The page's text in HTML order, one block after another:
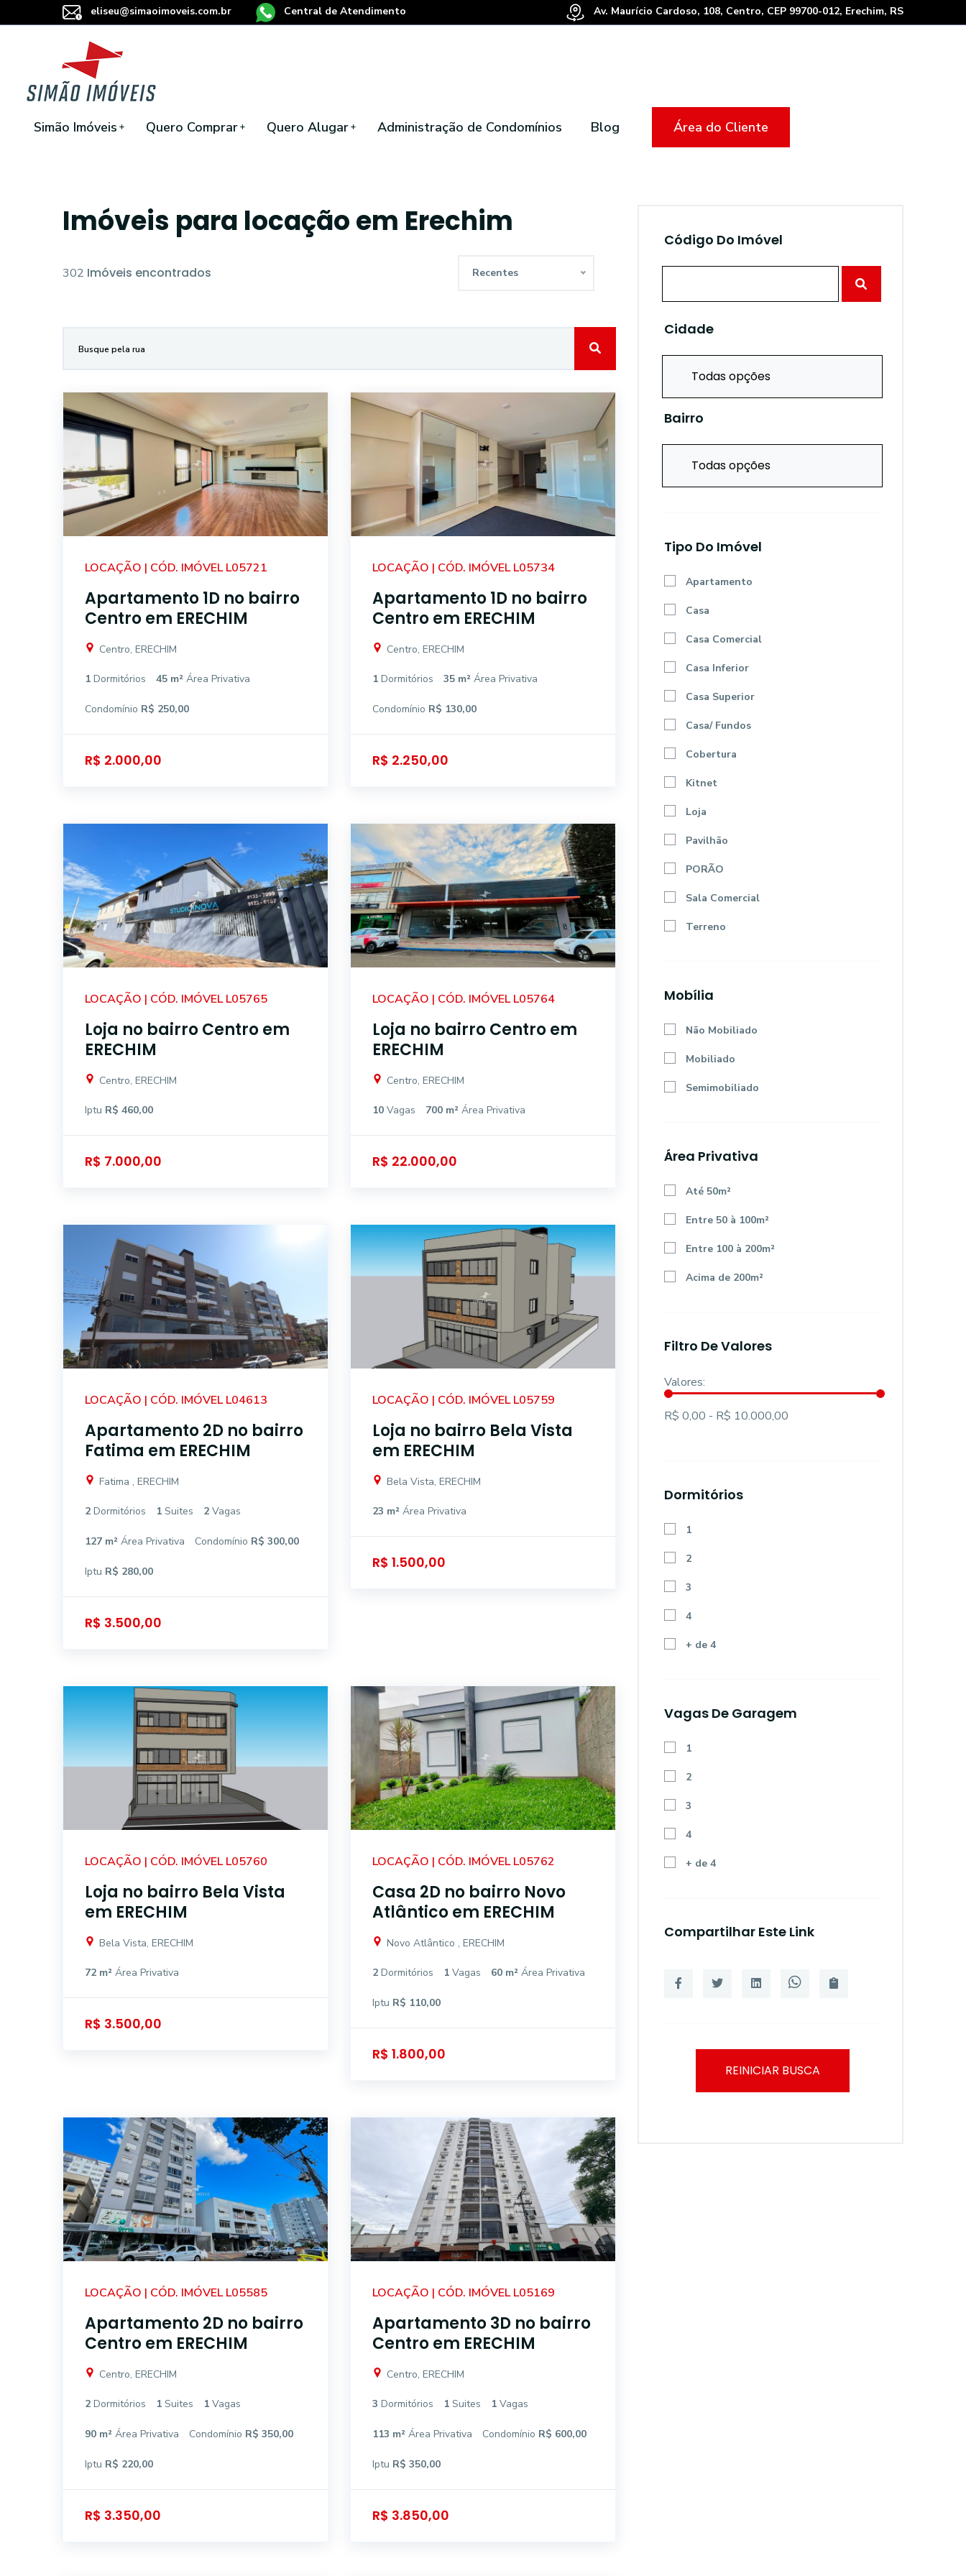
eliseu@simaoimoveis.com.br Central de Atendimento Av. Maurício Cardoso, 108, Centro, CEP 99700-012, Erechim, RS
Simão Imóveis Quero Comprar Quero Alugar Administração de Condomínios Blog Área do Cliente
Imóveis para locação em Erechim
302 Imóveis encontrados Recentes
LOCAÇÃO | CÓD. IMÓVEL L05721
Apartamento 1D no bairro
Centro em ERECHIM
Centro, ERECHIM
1 Dormitórios 45 m² Área Privativa
Condomínio R$ 250,00
R$ 2.000,00
LOCAÇÃO | CÓD. IMÓVEL L05734
Apartamento 1D no bairro
Centro em ERECHIM
Centro, ERECHIM
1 Dormitórios 35 m² Área Privativa
Condomínio R$ 130,00
R$ 2.250,00
LOCAÇÃO | CÓD. IMÓVEL L05765
Loja no bairro Centro em
ERECHIM
Centro, ERECHIM
Iptu R$ 460,00
R$ 7.000,00
LOCAÇÃO | CÓD. IMÓVEL L05764
Loja no bairro Centro em
ERECHIM
Centro, ERECHIM
10 Vagas 700 m² Área Privativa
R$ 22.000,00
LOCAÇÃO | CÓD. IMÓVEL L04613
Apartamento 2D no bairro
Fatima em ERECHIM
Fatima , ERECHIM
2 Dormitórios 1 Suites 2 Vagas
127 m² Área Privativa Condomínio R$ 300,00
Iptu R$ 280,00
R$ 3.500,00
LOCAÇÃO | CÓD. IMÓVEL L05759
Loja no bairro Bela Vista
em ERECHIM
Bela Vista, ERECHIM
23 m² Área Privativa
R$ 1.500,00
LOCAÇÃO | CÓD. IMÓVEL L05760
Loja no bairro Bela Vista
em ERECHIM
Bela Vista, ERECHIM
72 m² Área Privativa
R$ 3.500,00
LOCAÇÃO | CÓD. IMÓVEL L05762
Casa 2D no bairro Novo
Atlântico em ERECHIM
Novo Atlântico , ERECHIM
2 Dormitórios 1 Vagas 60 m² Área Privativa
Iptu R$ 110,00
R$ 1.800,00
LOCAÇÃO | CÓD. IMÓVEL L05585
Apartamento 2D no bairro
Centro em ERECHIM
Centro, ERECHIM
2 Dormitórios 1 Suites 1 Vagas
90 m² Área Privativa Condomínio R$ 350,00
Iptu R$ 220,00
R$ 3.350,00
LOCAÇÃO | CÓD. IMÓVEL L05169
Apartamento 3D no bairro
Centro em ERECHIM
Centro, ERECHIM
3 Dormitórios 1 Suites 1 Vagas
113 m² Área Privativa Condomínio R$ 600,00
Iptu R$ 350,00
R$ 3.850,00
Código Do Imóvel
Cidade
Todas opções
Bairro
Todas opções
Tipo Do Imóvel
Apartamento
Casa
Casa Comercial
Casa Inferior
Casa Superior
Casa/ Fundos
Cobertura
Kitnet
Loja
Pavilhão
PORÃO
Sala Comercial
Terreno
Mobília
Não Mobiliado
Mobiliado
Semimobiliado
Área Privativa
Até 50m²
Entre 50 à 100m²
Entre 100 à 200m²
Acima de 200m²
Filtro De Valores
Valores:
R$ 0,00 - R$ 10.000,00
Dormitórios
1
2
3
4
+ de 4
Vagas De Garagem
1
2
3
4
+ de 4
Compartilhar Este Link
REINICIAR BUSCA